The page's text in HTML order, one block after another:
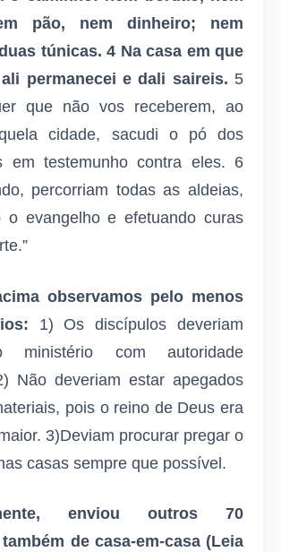
pão, nem dinheiro; nem
túnicas. 4 Na casa em que
permanecei e dali saireis. 5
que não vos receberem, ao
cidade, sacudi o pó dos
em testemunho contra eles. 6
percorriam todas as aldeias,
o evangelho e efetuando curas
observamos pelo menos
1) Os discípulos deveriam
ministério com autoridade
Não deveriam estar apegados
pois o reino de Deus era
3)Deviam procurar pregar o
casas sempre que possível.
enviou outros 70
de casa-em-casa (Leia